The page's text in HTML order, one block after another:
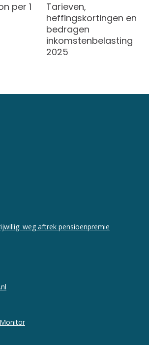
per 1
Tarieven,
heffingskortingen en
bedragen
inkomstenbelasting
2025
weg aftrek pensioenpremie